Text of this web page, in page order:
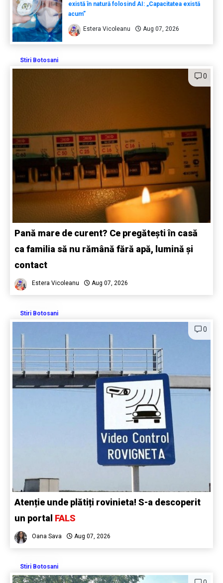
există în natură folosind AI: „Capacitatea există
acum”
Estera Vicoleanu Aug 07, 2026
Stiri Botosani
0
Pană mare de curent? Ce pregătești în casă
ca familia să nu rămână fără apă, lumină și
contact
Estera Vicoleanu Aug 07, 2026
Stiri Botosani
0
Atenție unde plătiți rovinieta! S-a descoperit
un portal FALS
Oana Sava Aug 07, 2026
Stiri Botosani